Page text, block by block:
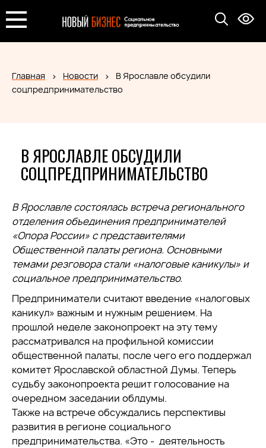
Главная Новости
В Ярославле обсудили
соцпредпринимательство
В ЯРОСЛАВЛЕ ОБСУДИЛИ
СОЦПРЕДПРИНИМАТЕЛЬСТВО
В Ярославле состоялась встреча регионального
отделения объединения предпринимателей
«Опора России» с представителями
Общественной палаты региона. Основными
темами резговора стали «налоговые каникулы» и
социальное предпринимательство.
Предприниматели считают введение «налоговых
каникул» важным и нужным решением. На
прошлой неделе законопроект на эту тему
рассматривался на профильной комиссии
общественной палаты, после чего его поддержал
комитет Ярославской областной Думы. Теперь
судьбу законопроекта решит голосование на
очередном заседании облдумы.
Также на встрече обсуждались перспективы
развития в регионе социального
предпринимательства. «Это - деятельность